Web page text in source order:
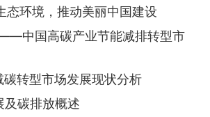
态环境，推动美丽中国建设
中国高碳产业节能减排转型市
碳转型市场发展现状分析
及碳排放概述